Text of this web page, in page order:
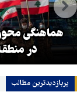
هماهنگی
در
پربازدیدترین‌ مطالب